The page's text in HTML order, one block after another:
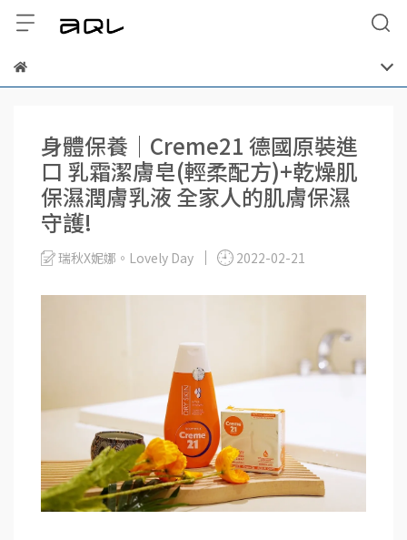
身體保養│Creme21 德國原裝進
口 乳霜潔膚皂(輕柔配方)+乾燥肌
保濕潤膚乳液 全家人的肌膚保濕
守護!
瑞秋X妮娜。Lovely Day 2022-02-21